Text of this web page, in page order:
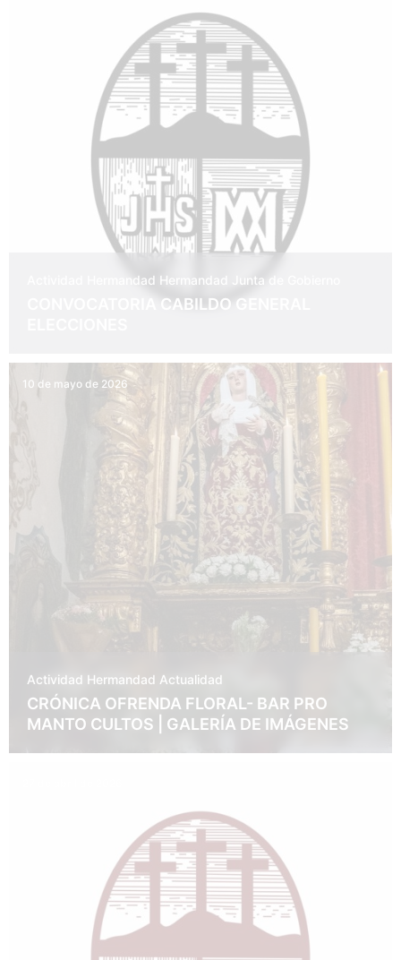
Actividad Hermandad Hermandad Junta de Gobierno
CONVOCATORIA CABILDO GENERAL
10 de mayo de 2026
Actividad Hermandad Actualidad
CRÓNICA OFRENDA FLORAL- BAR PRO
MANTO CULTOS | GALERÍA DE IMÁGENES